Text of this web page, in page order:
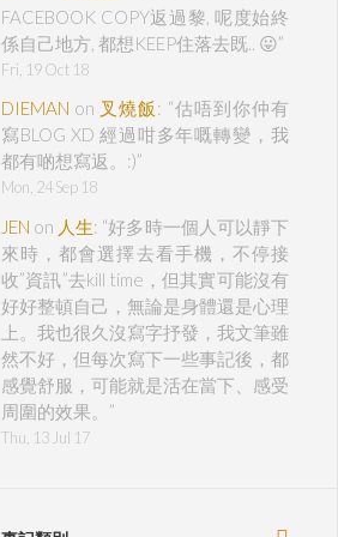
FACEBOOK COPY返過黎, 呢度始終
係自己地方, 都想KEEP住落去既.. 😛”
Fri, 19 Oct 18
DIEMAN on 叉燒飯 : “估唔到你仲有
寫BLOG XD 經過咁多年嘅轉變，我
都有啲想寫返。:)”
Mon, 24 Sep 18
JEN on 人生: “好多時一個人可以靜下
來時，都會選擇去看手機，不停接
收”資訊”去kill time，但其實可能沒有
好好整頓自己，無論是身體還是心理
上。我也很久沒寫字抒發，我文筆雖
然不好，但每次寫下一些事記後，都
感覺舒服，可能就是活在當下、感受
周圍的效果。 ”
Thu, 13 Jul 17